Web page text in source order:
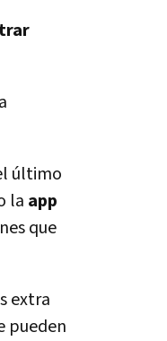
último
la app
que
extra
pueden